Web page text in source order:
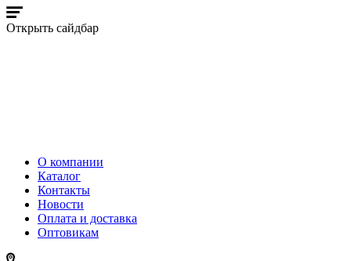
Открыть сайдбар
О компании
Каталог
Контакты
Новости
Оплата и доставка
Оптовикам